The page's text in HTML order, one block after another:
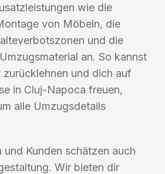
wie die
von Möbeln, die
und die
an. So kannst
und dich auf
in Cluj-Napoca freuen,
alle Umzugsdetails
und Kunden schätzen auch
Wir bieten dir